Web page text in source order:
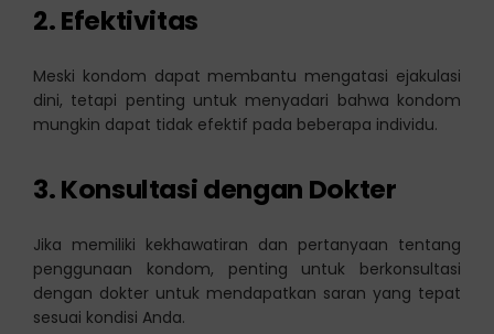
2. Efektivitas
Meski kondom dapat membantu mengatasi ejakulasi
dini, tetapi penting untuk menyadari bahwa kondom
mungkin dapat tidak efektif pada beberapa individu.
3. Konsultasi dengan Dokter
Jika memiliki kekhawatiran dan pertanyaan tentang
penggunaan kondom, penting untuk berkonsultasi
dengan dokter untuk mendapatkan saran yang tepat
sesuai kondisi Anda.